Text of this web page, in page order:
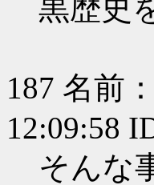
黒歴史
187 名前：
12:09:58
そんな